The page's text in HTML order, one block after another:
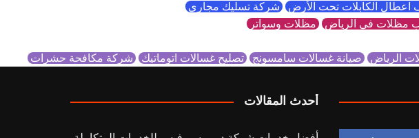
الكابلات تحت الأرض شركة تسليك مجاري
مظلات في الرياض مظلات وسواتر
الرياض صيانة غسالات سامسونج تصليح غسالات اتوماتيك شركة مكافحة حشرات
أحدث المقالات